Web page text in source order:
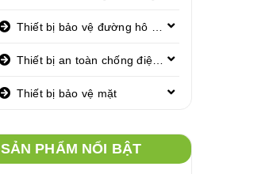
Thiết bị bảo vệ mặt
SẢN PHẨM NỔI BẬT